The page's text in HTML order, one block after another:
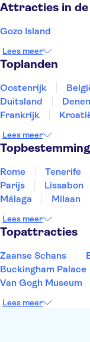
Attracties in
Gozo Island
Lees meer
Toplanden
Oostenrijk
Duitsland
Frankrijk
Slovenië
Thailand
Lees meer
Rome Tenerife
Parijs
Lissabon
Málaga
Milaan
Eindhoven
Lees meer
Topattracties
Zaanse Schans
Buckingham Palace
Van Gogh Museum
Keukenhof
Lees meer